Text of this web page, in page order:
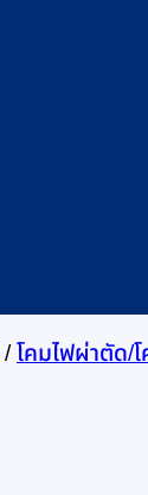
/ โคมไฟผ่าตัด/